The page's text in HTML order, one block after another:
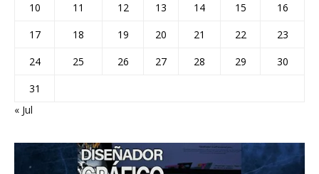
10
11 12 13 14 15
16
17
18 19 20 21 22
23
24
25 26 27 28 29
30
31
« Jul